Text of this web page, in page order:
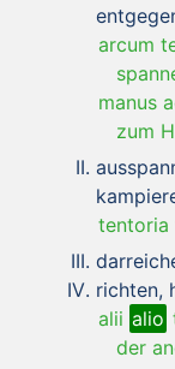
arcum
manus
zum
tentoria
richten,
alii alio
der